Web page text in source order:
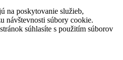
na poskytovanie služieb,
návštevnosti súbory cookie.
súhlasíte s použitím súborov